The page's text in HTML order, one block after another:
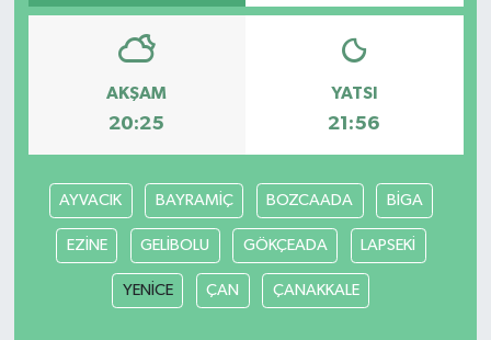
AKŞAM
20:25
YATSI
21:56
AYVACIK BAYRAMİÇ BOZCAADA BİGA
EZİNE GELİBOLU GÖKÇEADA LAPSEKİ
YENİCE ÇAN ÇANAKKALE